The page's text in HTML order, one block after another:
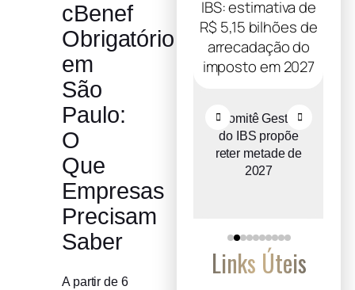
cBenef
Obrigatório
em
São
Paulo:
O
Que
Empresas
Precisam
Saber
A partir de 6
Recuperação
judicial cresce
pequenas
empresas
Comitê Gestor
do IBS propõe
reter metade de
2027
Links Úteis